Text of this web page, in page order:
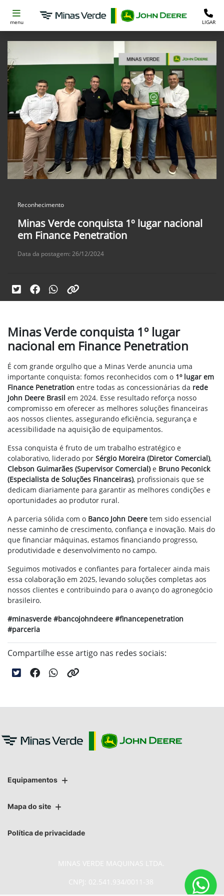
menu LIGAR
Reconhecimento
Minas Verde conquista 1º lugar nacional
em Finance Penetration
Data da postagem: 26/12/2024
Minas Verde conquista 1º lugar
nacional em Finance Penetration
É com grande orgulho que a Minas Verde anuncia uma
importante conquista: fomos reconhecidos com o 1º lugar em
Finance Penetration entre todas as concessionárias da rede
John Deere Brasil em 2024. Esse resultado reforça nosso
compromisso em oferecer as melhores soluções financeiras
aos nossos clientes, assegurando eficiência, segurança e
acessibilidade na aquisição de equipamentos.
Essa conquista é fruto de um trabalho estratégico e
colaborativo, liderado por Sérgio Moreira (Diretor Comercial),
Clebson Guimarães (Supervisor Comercial)e Bruno Peconick
(Especialista de Soluções Financeiras), profissionais que se
dedicam diariamente para garantir as melhores condições e
oportunidades ao produtor rural.
A parceria sólida com o Banco John Deere tem sido essencial
nesse caminho de crescimento, confiança e inovação. Mais do
que financiar máquinas, estamos financiando progresso,
produtividade e desenvolvimento no campo.
Seguimos motivados e confiantes para fortalecer ainda mais
essa colaboração em 2025, levando soluções completas aos
nossos clientes e contribuindo para o avanço do agronegócio
brasileiro.
#minasverde #bancojohndeere #financepenetration
#parceria
Compartilhe esse artigo nas redes sociais:
Equipamentos
Mapa do site
Política de privacidade
MINAS VERDE MAQUINAS LTDA.
CNPJ: 02.541.934/0011-38